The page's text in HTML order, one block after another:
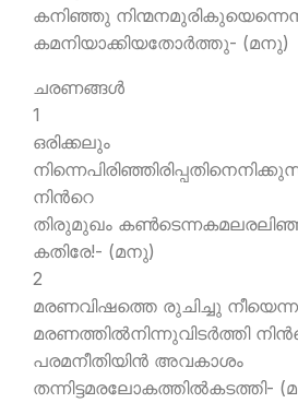
കനിഞ്ഞു
കമനിയാക്കിയതോര്‍ത്തു- (മനു)
ചരണങ്ങള്‍
1
ഒരിക്കലും
നിന്‍റെ
തിരുമുഖം
കതിരേ!- (മനു)
2
മരണവിഷത്തെ രുചിച്ചു നീയെന്ന
മരണത്തില്‍നിന്നുവിടര്‍ത്തി
പരമനീതിയിന്‍ അവകാശം
തന്നിട്ടമരലോകത്തില്‍കടത്തി-